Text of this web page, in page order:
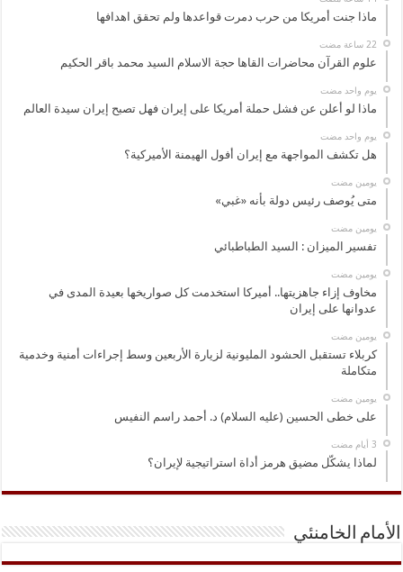
ماذا جنت أمريكا من حرب دمرت قواعدها ولم تحقق اهدافها
علوم القرآن محاضرات القاها حجة الاسلام السيد محمد باقر الحكيم
‏يوم واحد مضت
ماذا لو أعلن عن فشل حملة أمريكا على إيران فهل تصبح إيران سيدة العالم
‏يوم واحد مضت
هل تكشف المواجهة مع إيران أفول الهيمنة الأميركية؟
‏يومين مضت
متى يُوصف رئيس دولة بأنه «غبي»
‏يومين مضت
تفسير الميزان : السيد الطباطبائي
‏يومين مضت
مخاوف إزاء جاهزيتها.. أميركا استخدمت كل صواريخها بعيدة المدى في
عدوانها على إيران
‏يومين مضت
كربلاء تستقبل الحشود المليونية لزيارة الأربعين وسط إجراءات أمنية وخدمية
متكاملة
‏يومين مضت
على خطى الحسين (عليه السلام) د. أحمد راسم النفيس
لماذا يشكّل مضيق هرمز أداة استراتيجية لإيران؟
الأمام الخامنئي